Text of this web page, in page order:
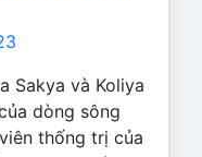
Sakya và Koliya
dòng sông
thống trị của